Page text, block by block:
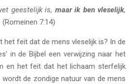
geestelijk is, maar ik ben vleselijk,
(Romeinen 7:14)
het feit dat de mens vleselijk is? In de
in de Bijbel een verwijzing naar het
en het feit dat het lichaam sterfelijk
de zondige natuur van de mens